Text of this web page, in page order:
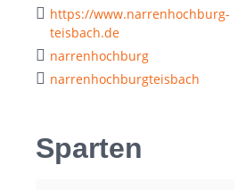
https://www.narrenhochburg-
teisbach.de
narrenhochburg
narrenhochburgteisbach
Sparten